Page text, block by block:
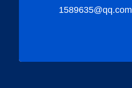
1589635@qq.com